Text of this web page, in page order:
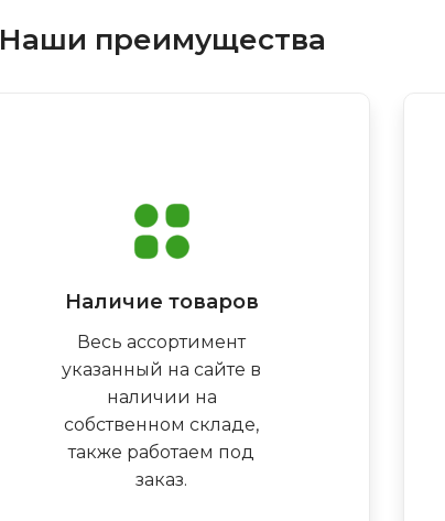
Наши преимущества
Наличие товаров
Весь ассортимент
указанный на сайте в
наличии на
собственном складе,
также работаем под
заказ.